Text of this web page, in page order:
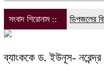
সংবাদ শিরোনাম :: ডিপজলের
ব্যাংককে ড. ইউনূস- নরেন্দ্র